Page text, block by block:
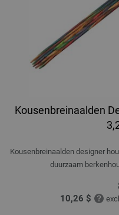
Kousenbreinaalden
Kousenbreinaalden designer
duurzaam
10,26 $